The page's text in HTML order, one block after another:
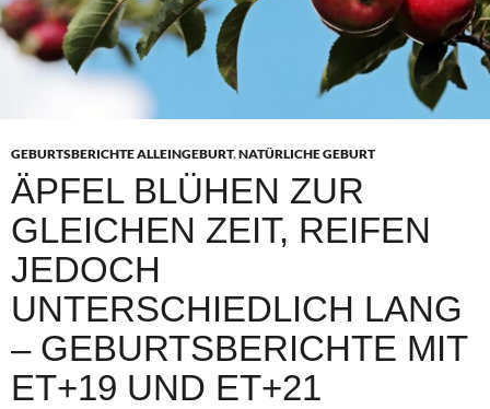
GEBURTSBERICHTE ALLEINGEBURT,NATÜRLICHE GEBURT
ÄPFEL BLÜHEN ZUR
GLEICHEN ZEIT, REIFEN
JEDOCH
UNTERSCHIEDLICH LANG
– GEBURTSBERICHTE MIT
ET+19 UND ET+21